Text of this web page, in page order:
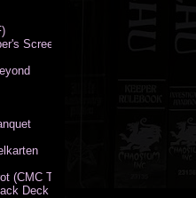
Screen
(CMC Tarot - Old Whispers)
Deck